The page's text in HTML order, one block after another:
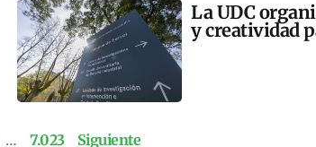
La UDC
y creatividad
… 7.023 Siguiente